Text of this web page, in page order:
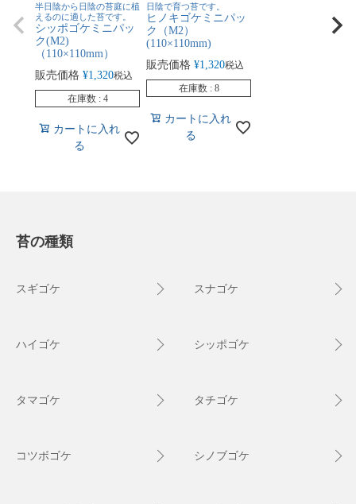
半日陰から日陰の苔庭に植
えるのに適した苔です。
シッポゴケミニパッ
ク(M2)
（110×110mm）
販売価格 ¥1,320税込
在庫数 4
カートに入れ
る
日陰で育つ苔です。
ヒノキゴケミニパッ
ク（M2）
(110×110mm)
販売価格 ¥1,320税込
在庫数 8
カートに入れ
る
苔の種類
スギゴケ スナゴケ
ハイゴケ シッポゴケ
タマゴケ タチゴケ
コツボゴケ シノブゴケ